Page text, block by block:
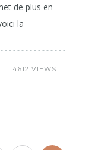
de plus en
la
4612 VIEWS